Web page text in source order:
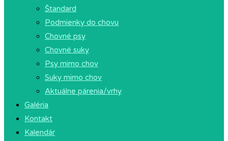
Štandard
Podmienky do chovu
Chovné psy
Chovné suky
Psy mimo chov
Suky mimo chov
Aktuálne párenia/vrhy
Galéria
Kontakt
Kalendár